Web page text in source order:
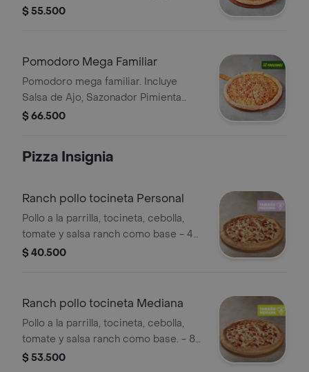
Pepperoncini.
$ 55.500
Pomodoro Mega Familiar
Pomodoro mega familiar. Incluye
Salsa de Ajo, Sazonador Pimienta
Roja y Pepperoncini.
$ 66.500
Pizza Insignia
Ranch pollo tocineta Personal
Pollo a la parrilla, tocineta, cebolla,
tomate y salsa ranch como base - 4
porciones. Incluye Salsa de Ajo,
$ 40.500
Ranch pollo tocineta Mediana
Pollo a la parrilla, tocineta, cebolla,
tomate y salsa ranch como base. - 8
porciones. Incluye Salsa de Ajo,
$ 53.500